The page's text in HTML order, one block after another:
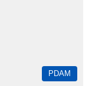
PDAM